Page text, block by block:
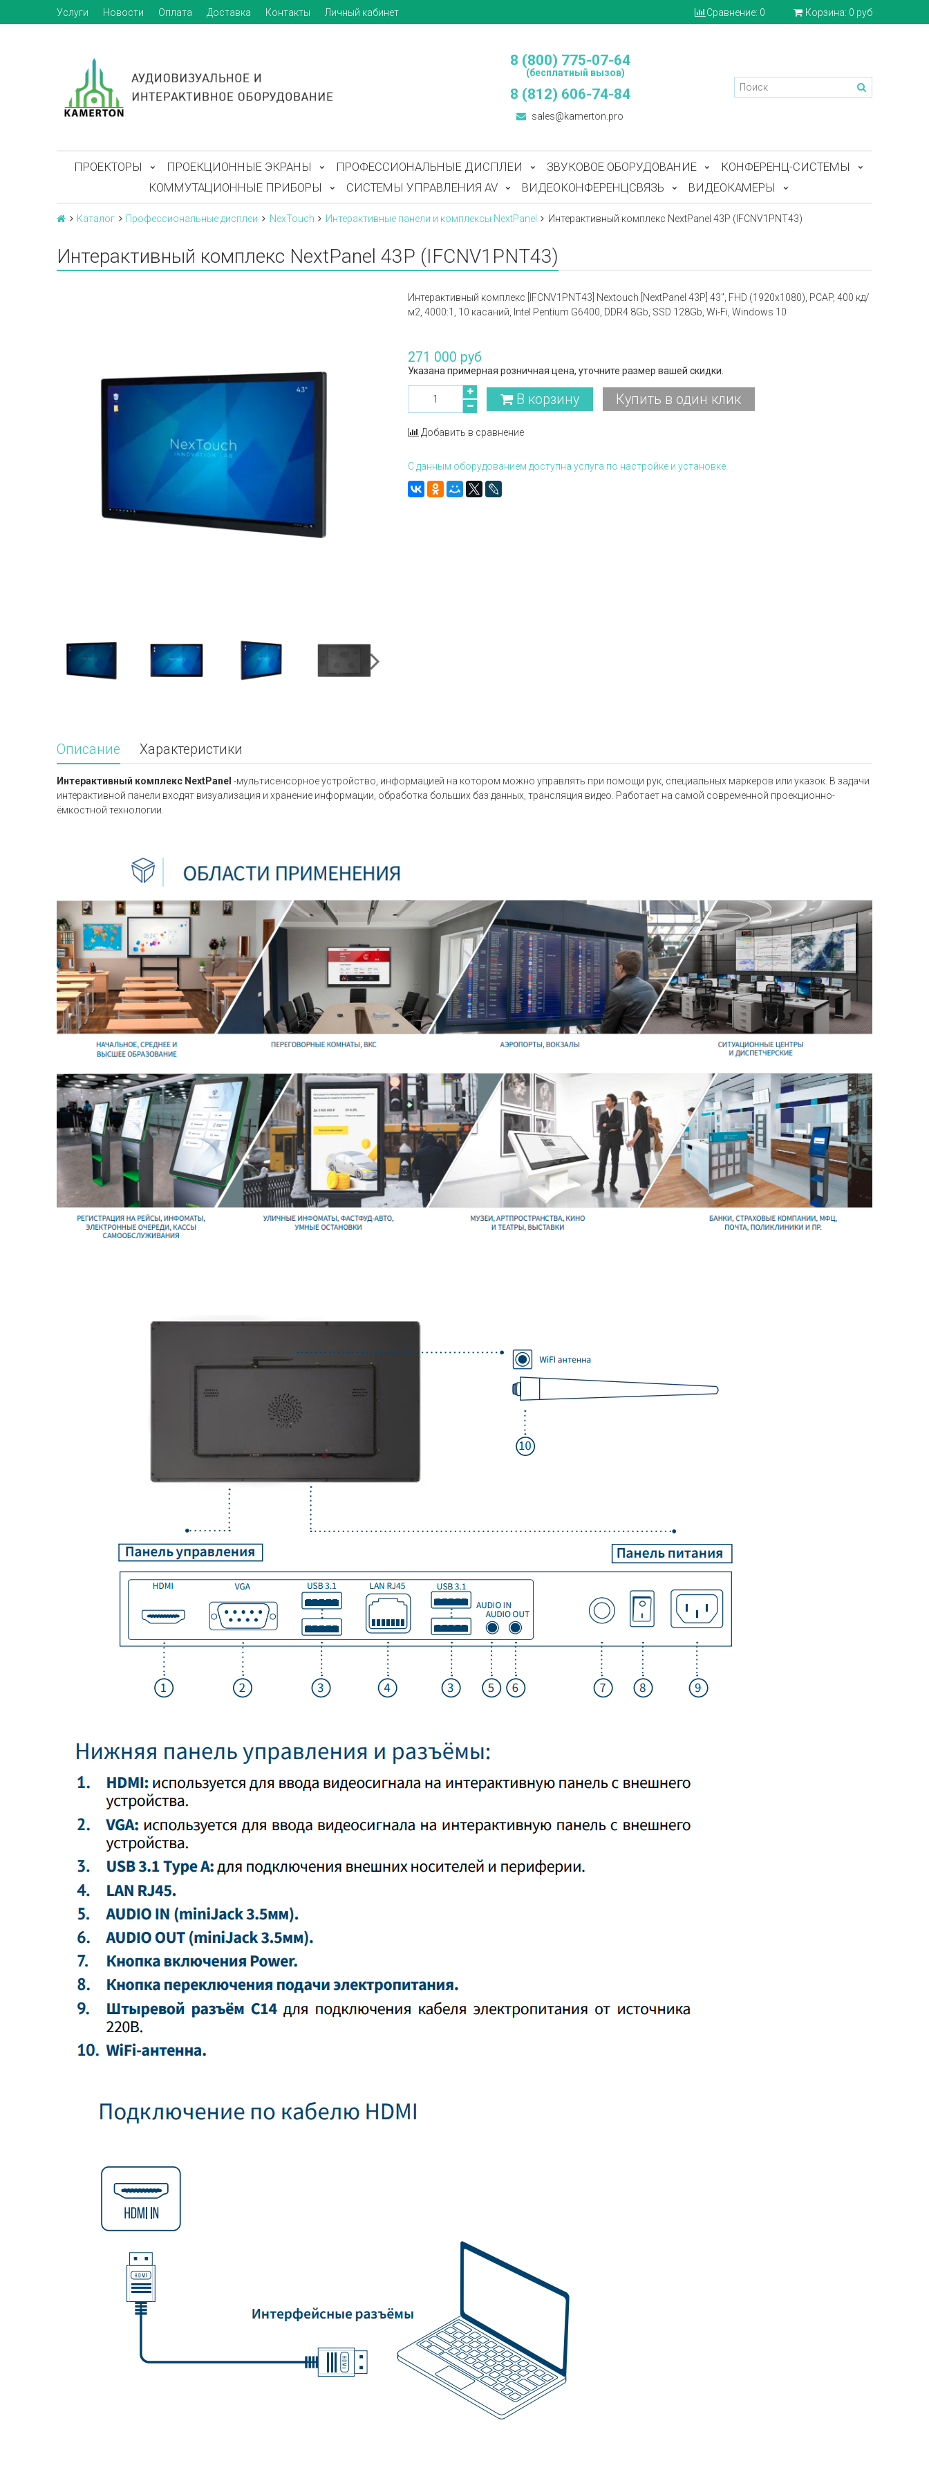
Услуги Новости Оплата Доставка Контакты Личный кабинет Сравнение: 0 Корзина: 0 руб
8 (800) 775-07-64
(бесплатный вызов)
8 (812) 606-74-84
sales@kamerton.pro
ПРОЕКТОРЫ ПРОЕКЦИОННЫЕ ЭКРАНЫ ПРОФЕССИОНАЛЬНЫЕ ДИСПЛЕИ ЗВУКОВОЕ ОБОРУДОВАНИЕ
КОНФЕРЕНЦ-СИСТЕМЫ
КОММУТАЦИОННЫЕ ПРИБОРЫ
СИСТЕМЫ УПРАВЛЕНИЯ AV ВИДЕОКОНФЕРЕНЦСВЯЗЬ ВИДЕОКАМЕРЫ
Каталог Профессиональные дисплеи NexTouch Интерактивные панели и комплексы NextPanel Интерактивный комплекс NextPanel 43P (IFCNV1PNT43)
Интерактивный комплекс NextPanel 43P (IFCNV1PNT43)
Интерактивный комплекс [IFCNV1PNT43] Nextouch [NextPanel 43P] 43", FHD (1920х1080), PCAP, 400 кд/
м2, 4000:1, 10 касаний, Intel Pentium G6400, DDR4 8Gb, SSD 128Gb, Wi-Fi, Windows 10
271 000 руб
Указана примерная розничная цена, уточните размер вашей скидки.
В корзину Купить в один клик
Добавить в сравнение
С данным оборудованием доступна услуга по настройке и установке.
Описание Характеристики
Интерактивный комплекс NextPanel -мультисенсорное устройство, информацией на котором можно управлять при помощи рук, специальных маркеров или указок. В задачи
интерактивной панели входят визуализация и хранение информации, обработка больших баз данных, трансляция видео. Работает на самой современной проекционно-
ёмкостной технологии.